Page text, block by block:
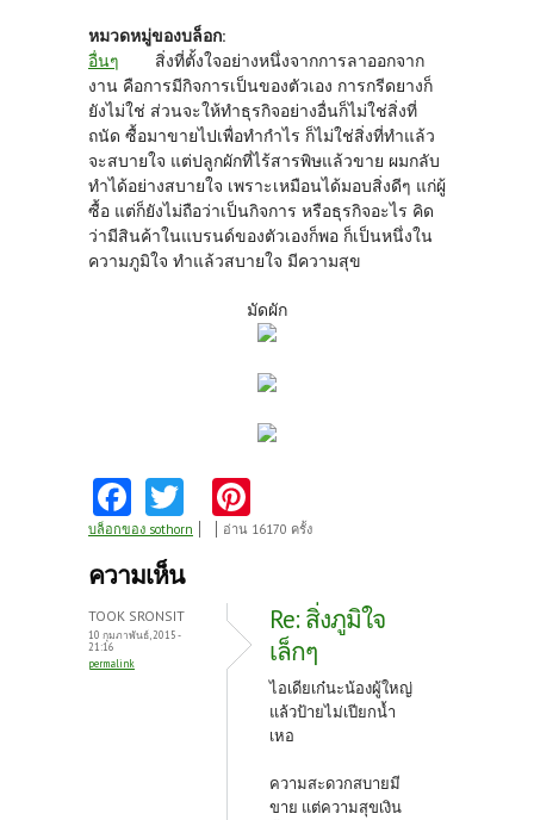
หมวดหมู่ของบล็อก:
อื่นๆ
สิ่งที่ตั้งใจอย่างหนึ่งจากการลาออกจาก
งาน คือการมีกิจการเป็นของตัวเอง การกรีดยางก็
ยังไม่ใช่ ส่วนจะให้ทำธุรกิจอย่างอื่นก็ไม่ใช่สิ่งที่
ถนัด ซื้อมาขายไปเพื่อทำกำไร ก็ไม่ใช่สิ่งที่ทำแล้ว
จะสบายใจ แต่ปลูกผักที่ไร้สารพิษแล้วขาย ผมกลับ
ทำได้อย่างสบายใจ เพราะเหมือนได้มอบสิ่งดีๆ แก่ผู้
ซื้อ แต่ก็ยังไม่ถือว่าเป็นกิจการ หรือธุรกิจอะไร คิด
ว่ามีสินค้าในแบรนด์ของตัวเองก็พอ ก็เป็นหนึ่งใน
ความภูมิใจ ทำแล้วสบายใจ มีความสุข
มัดผัก
Fa
ce
b
o
o
k
w
itt
er
nt
es
t
บล็อกของ sothorn อ่าน 16170 ครั้ง
ความเห็น
TOOK SRONSIT
10 กุมภาพันธ์, 2015 -
21:16
permalink
Re: สิ่งภูมิใจ
เล็กๆ
ไอเดียเก๋นะน้องผู้ใหญ่
แล้วป้ายไม่เปียกน้ำ
เหอ
ความสะดวกสบายมี
ขาย แต่ความสุขเงิน